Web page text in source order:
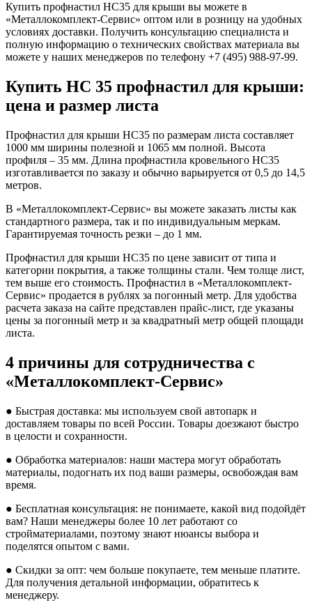
Купить профнастил НС35 для крыши вы можете в
«Металлокомплект-Сервис» оптом или в розницу на удобных
условиях доставки. Получить консультацию специалиста и
полную информацию о технических свойствах материала вы
можете у наших менеджеров по телефону +7 (495) 988-97-99.
Купить НС 35 профнастил для крыши:
цена и размер листа
Профнастил для крыши НС35 по размерам листа составляет
1000 мм ширины полезной и 1065 мм полной. Высота
профиля – 35 мм. Длина профнастила кровельного НС35
изготавливается по заказу и обычно варьируется от 0,5 до 14,5
метров.
В «Металлокомплект-Сервис» вы можете заказать листы как
стандартного размера, так и по индивидуальным меркам.
Гарантируемая точность резки – до 1 мм.
Профнастил для крыши НС35 по цене зависит от типа и
категории покрытия, а также толщины стали. Чем толще лист,
тем выше его стоимость. Профнастил в «Металлокомплект-
Сервис» продается в рублях за погонный метр. Для удобства
расчета заказа на сайте представлен прайс-лист, где указаны
цены за погонный метр и за квадратный метр общей площади
листа.
4 причины для сотрудничества с
«Металлокомплект-Сервис»
● Быстрая доставка: мы используем свой автопарк и
доставляем товары по всей России. Товары доезжают быстро
в целости и сохранности.
● Обработка материалов: наши мастера могут обработать
материалы, подогнать их под ваши размеры, освобождая вам
время.
● Бесплатная консультация: не понимаете, какой вид подойдёт
вам? Наши менеджеры более 10 лет работают со
стройматериалами, поэтому знают нюансы выбора и
поделятся опытом с вами.
● Скидки за опт: чем больше покупаете, тем меньше платите.
Для получения детальной информации, обратитесь к
менеджеру.